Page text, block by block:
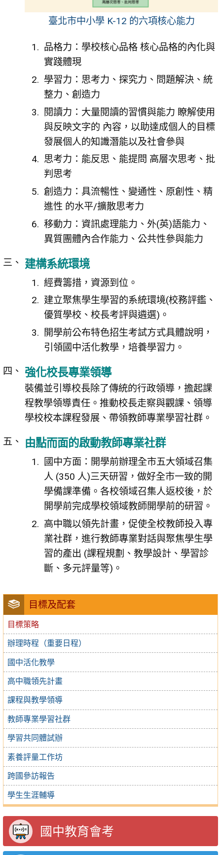
目標及配套
目標策略
辦理時程（重要日程）
國中活化教學
高中職領先計畫
課程與教學領導
教師專業學習社群
學習共同體試辦
素養評量工作坊
跨國參訪報告
學生生涯輔導
國中教育會考
臺北市中小學 K-12 的六項核心能力
品格力：學校核心品格 核心品格的內化與
實踐體現
學習力：思考力、探究力、問題解決、統
整力、創造力
閱讀力：大量閱讀的習慣與能力 瞭解使用
與反映文字的 內容，以助達成個人的目標
發展個人的知識潛能以及社會參與
思考力：能反思、能提問 高層次思考、批
判思考
創造力：具流暢性、變通性、原創性、精
進性 的水平/擴散思考力
移動力：資訊處理能力、外(英)語能力、
異質團體內合作能力、公共性參與能力
建構系統環境
經費籌措，資源到位。
建立聚焦學生學習的系統環境(校務評鑑、
優質學校、校長考評與遴選)。
開學前公布特色招生考試方式具體說明，
引領國中活化教學，培養學習力。
強化校長專業領導
裝備並引導校長除了傳統的行政領導，擔起課
程教學領導責任。推動校長走察與觀課、領導
學校校本課程發展、帶領教師專業學習社群。
由點而面的啟動教師專業社群
國中方面：開學前辦理全市五大領域召集
人 (350 人)三天研習，做好全市一致的開
學備課準備。各校領域召集人返校後，於
開學前完成學校領域教師開學前的研習。
高中職以領先計畫，促使全校教師投入專
業社群，進行教師專業對話與聚焦學生學
習的產出 (課程規劃、教學設計、學習診
斷、多元評量等)。